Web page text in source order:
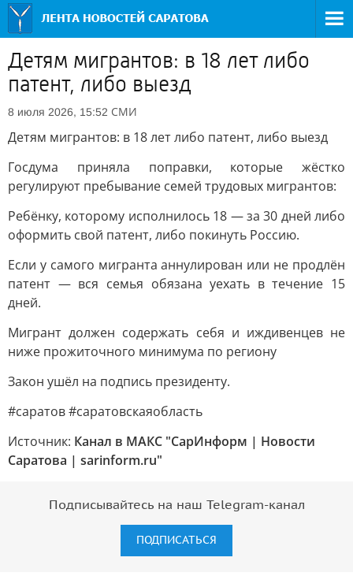
Детям мигрантов: в 18 лет либо
патент, либо выезд
8 июля 2026, 15:52 СМИ
Детям мигрантов: в 18 лет либо патент, либо выезд
Госдума приняла поправки, которые жёстко
регулируют пребывание семей трудовых мигрантов:
Ребёнку, которому исполнилось 18 — за 30 дней либо
оформить свой патент, либо покинуть Россию.
Если у самого мигранта аннулирован или не продлён
патент — вся семья обязана уехать в течение 15
дней.
Мигрант должен содержать себя и иждивенцев не
ниже прожиточного минимума по региону
Закон ушёл на подпись президенту.
#саратов #саратовскаяобласть
Источник: Канал в МАКС "СарИнформ | Новости
Саратова | sarinform.ru"
Подписывайтесь на наш Telegram-канал
ПОДПИСАТЬСЯ